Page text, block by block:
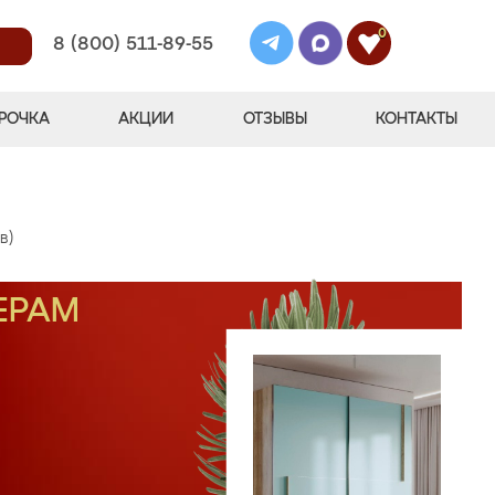
8 (800) 511-89-55
0
АКЦИИ ОТЗЫВЫ КОНТАКТЫ